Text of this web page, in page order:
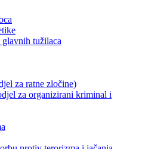
tužilaca
za ratne zločine)
za organizirani kriminal i